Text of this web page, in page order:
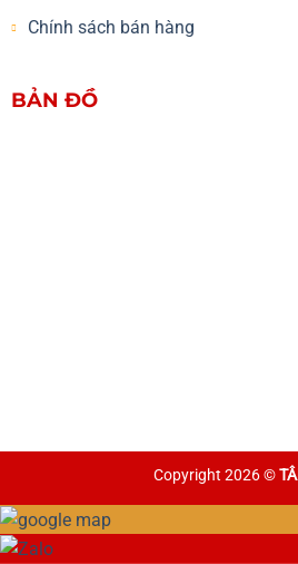
Chính sách bán hàng
BẢN ĐỒ
Copyright 2026 ©